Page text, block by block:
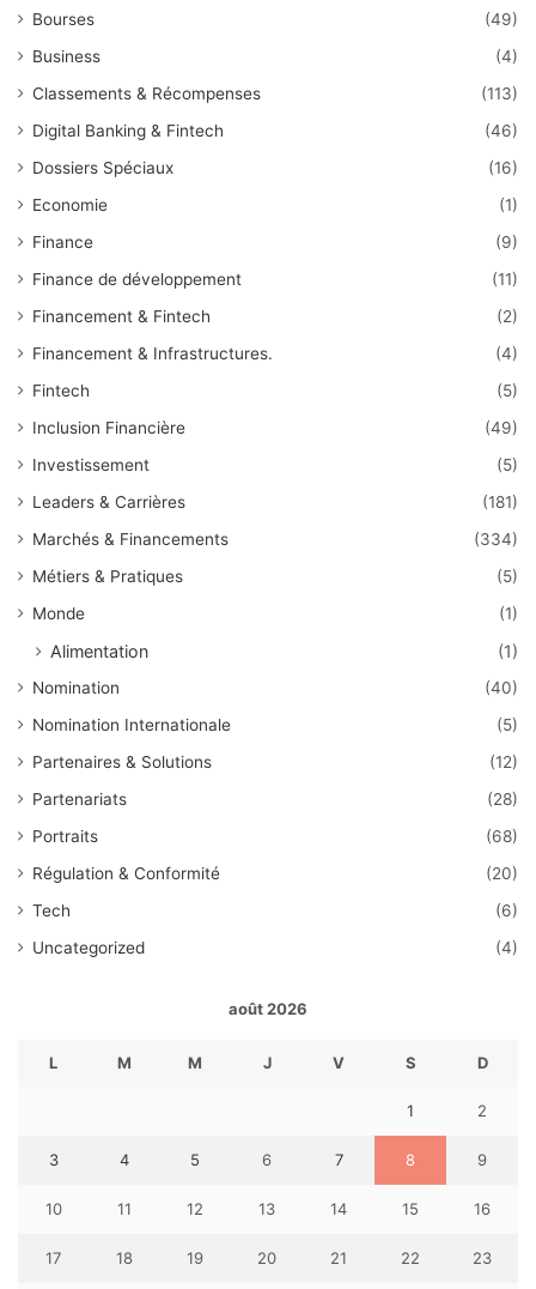
Bourses
(49)
Business
(4)
Classements & Récompenses
(113)
Digital Banking & Fintech
(46)
Dossiers Spéciaux
(16)
Economie
(1)
Finance
(9)
Finance de développement
(11)
Financement & Fintech
(2)
Financement & Infrastructures.
(4)
Fintech
(5)
Inclusion Financière
(49)
Investissement
(5)
Leaders & Carrières
(181)
Marchés & Financements
(334)
Métiers & Pratiques
(5)
Monde
(1)
Alimentation (1)
Nomination
(40)
Nomination Internationale
(5)
Partenaires & Solutions
(12)
Partenariats
(28)
Portraits
(68)
Régulation & Conformité
(20)
Tech
(6)
Uncategorized
(4)
août 2026
L M M J V S D
1 2
3 4 5 6 7 8 9
10 11 12 13 14 15 16
17 18 19 20 21 22 23